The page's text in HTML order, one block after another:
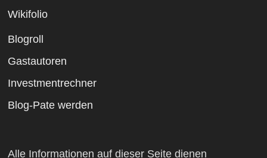
Wikifolio
Blogroll
Gastautoren
Investmentrechner
Blog-Pate werden
Alle Informationen auf dieser Seite dienen